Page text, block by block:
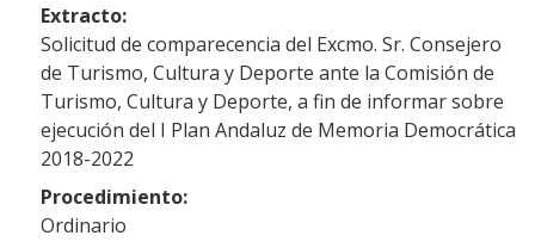
Extracto:
Solicitud de comparecencia del Excmo. Sr. Consejero
de Turismo, Cultura y Deporte ante la Comisión de
Turismo, Cultura y Deporte, a fin de informar sobre
ejecución del I Plan Andaluz de Memoria Democrática
2018-2022
Procedimiento:
Ordinario